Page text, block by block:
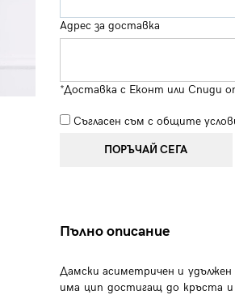
Адрес за доставка
*Доставка с Еконт или Спиди
Съгласен съм с общите
ПОРЪЧАЙ СЕГА
Пълно описание
Дамски асиметричен и удължен
има цип достигащ до кръста